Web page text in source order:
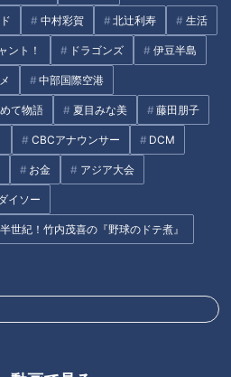
中村彩賀 北辻利寿 生活
ント！ ドラゴンズ 伊豆半島
中部国際空港
て物語 夏目みな美 藤田朋子
CBCアナウンサー DCM
お金 アジア大会
イソー
世紀！竹内茂喜の『野球のドテ煮』
も綺麗だぁ」と景色を楽しみなが
、すぐに、くねくねと続く急な坂
ートは、狭い湾が複雑に入り組ん
め、道中は常にアップダウンの激
町を渡るたびに過酷な山道になり
㎞地点。1時間ぶっ通しの過酷な
には、約1㎞の真っ白な砂浜が広
きさと）ビーチ」は、テントを張
しんだりと、県外からの利用者も
県や兵庫県から来た人もいまし